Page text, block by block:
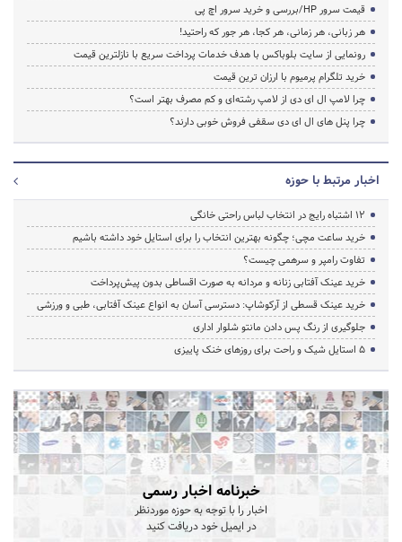
قیمت سرور HP/بررسی و خرید سرور اچ پی
هر زبانی، هر زمانی، هر کجا، هر جور که راحتید!
رونمایی از سایت بلوباکس با هدف خدمات پرداخت سریع با نازلترین قیمت
خرید تلگرام پرمیوم با ارزان ترین قیمت
چرا لامپ ال ای دی از لامپ رشته‌ای و کم مصرف بهتر است؟
چرا پنل های ال ای دی سقفی فروش خوبی دارند؟
اخبار مرتبط با حوزه
۱۲ اشتباه رایج در انتخاب لباس راحتی خانگی
خرید ساعت مچی؛ چگونه بهترین انتخاب را برای استایل خود داشته باشیم
تفاوت رامپر و سرهمی چیست؟
خرید عینک آفتابی زنانه و مردانه به صورت اقساطی بدون پیش‌پرداخت
خرید عینک قسطی از آرکوشاپ: دسترسی آسان به انواع عینک آفتابی، طبی و ورزشی
جلوگیری از رنگ پس دادن مانتو شلوار اداری
۵ استایل شیک و راحت برای روزهای خنک پاییزی
خبرنامه اخبار رسمی
اخبار را با توجه به حوزه موردنظر
در ایمیل خود دریافت کنید